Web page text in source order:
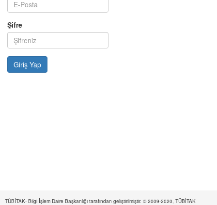
Şifre
TÜBİTAK- Bilgi İşlem Daire Başkanlığı tarafından geliştirilmiştir. © 2009-2020, TÜBİTAK